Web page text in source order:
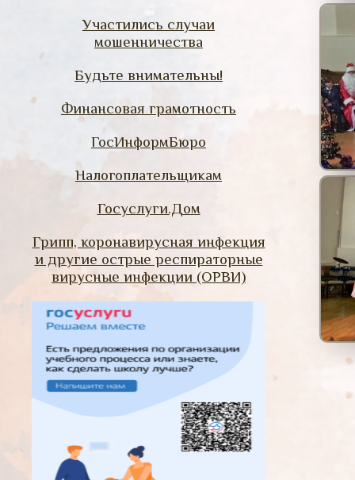
Участились случаи
мошенничества
Будьте внимательны!
Финансовая грамотность
ГосИнформБюро
Налогоплательщикам
Госуслуги.Дом
Грипп, коронавирусная инфекция
и другие острые респираторные
вирусные инфекции (ОРВИ)